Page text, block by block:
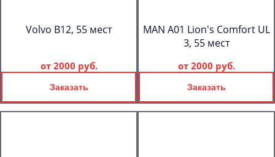
Volvo B12, 55 мест
от 2000 руб.
Заказать
MAN A01 Lion's Comfort UL
3, 55 мест
от 2000 руб.
Заказать